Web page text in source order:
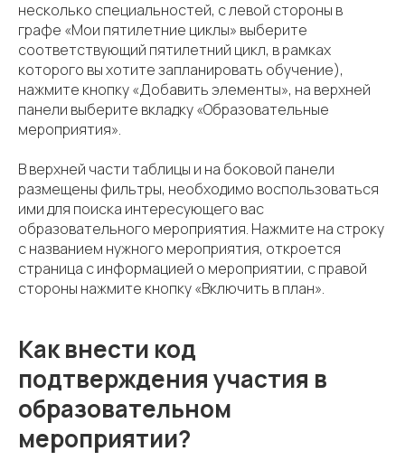
несколько специальностей, с левой стороны в
графе «Мои пятилетние циклы» выберите
соответствующий пятилетний цикл, в рамках
которого вы хотите запланировать обучение),
нажмите кнопку «Добавить элементы», на верхней
панели выберите вкладку «Образовательные
мероприятия».
В верхней части таблицы и на боковой панели
размещены фильтры, необходимо воспользоваться
ими для поиска интересующего вас
образовательного мероприятия. Нажмите на строку
с названием нужного мероприятия, откроется
страница с информацией о мероприятии, с правой
стороны нажмите кнопку «Включить в план».
Как внести код
подтверждения участия в
образовательном
мероприятии?